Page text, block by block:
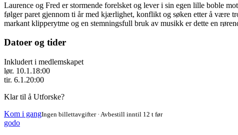
Laurence og Fred er stormende forelsket og lever i sin egen lille boble
følger paret gjennom ti år med kjærlighet, konflikt og søken etter å være
markant klipperytme og en stemningsfull bruk av musikk er dette en
Datoer og tider
Inkludert i medlemskapet
lør. 10.1.18:00
tir. 6.1.20:00
Klar til å Utforske?
Kom i gangIngen billettavgifter · Avbestill inntil 12 t før
godo